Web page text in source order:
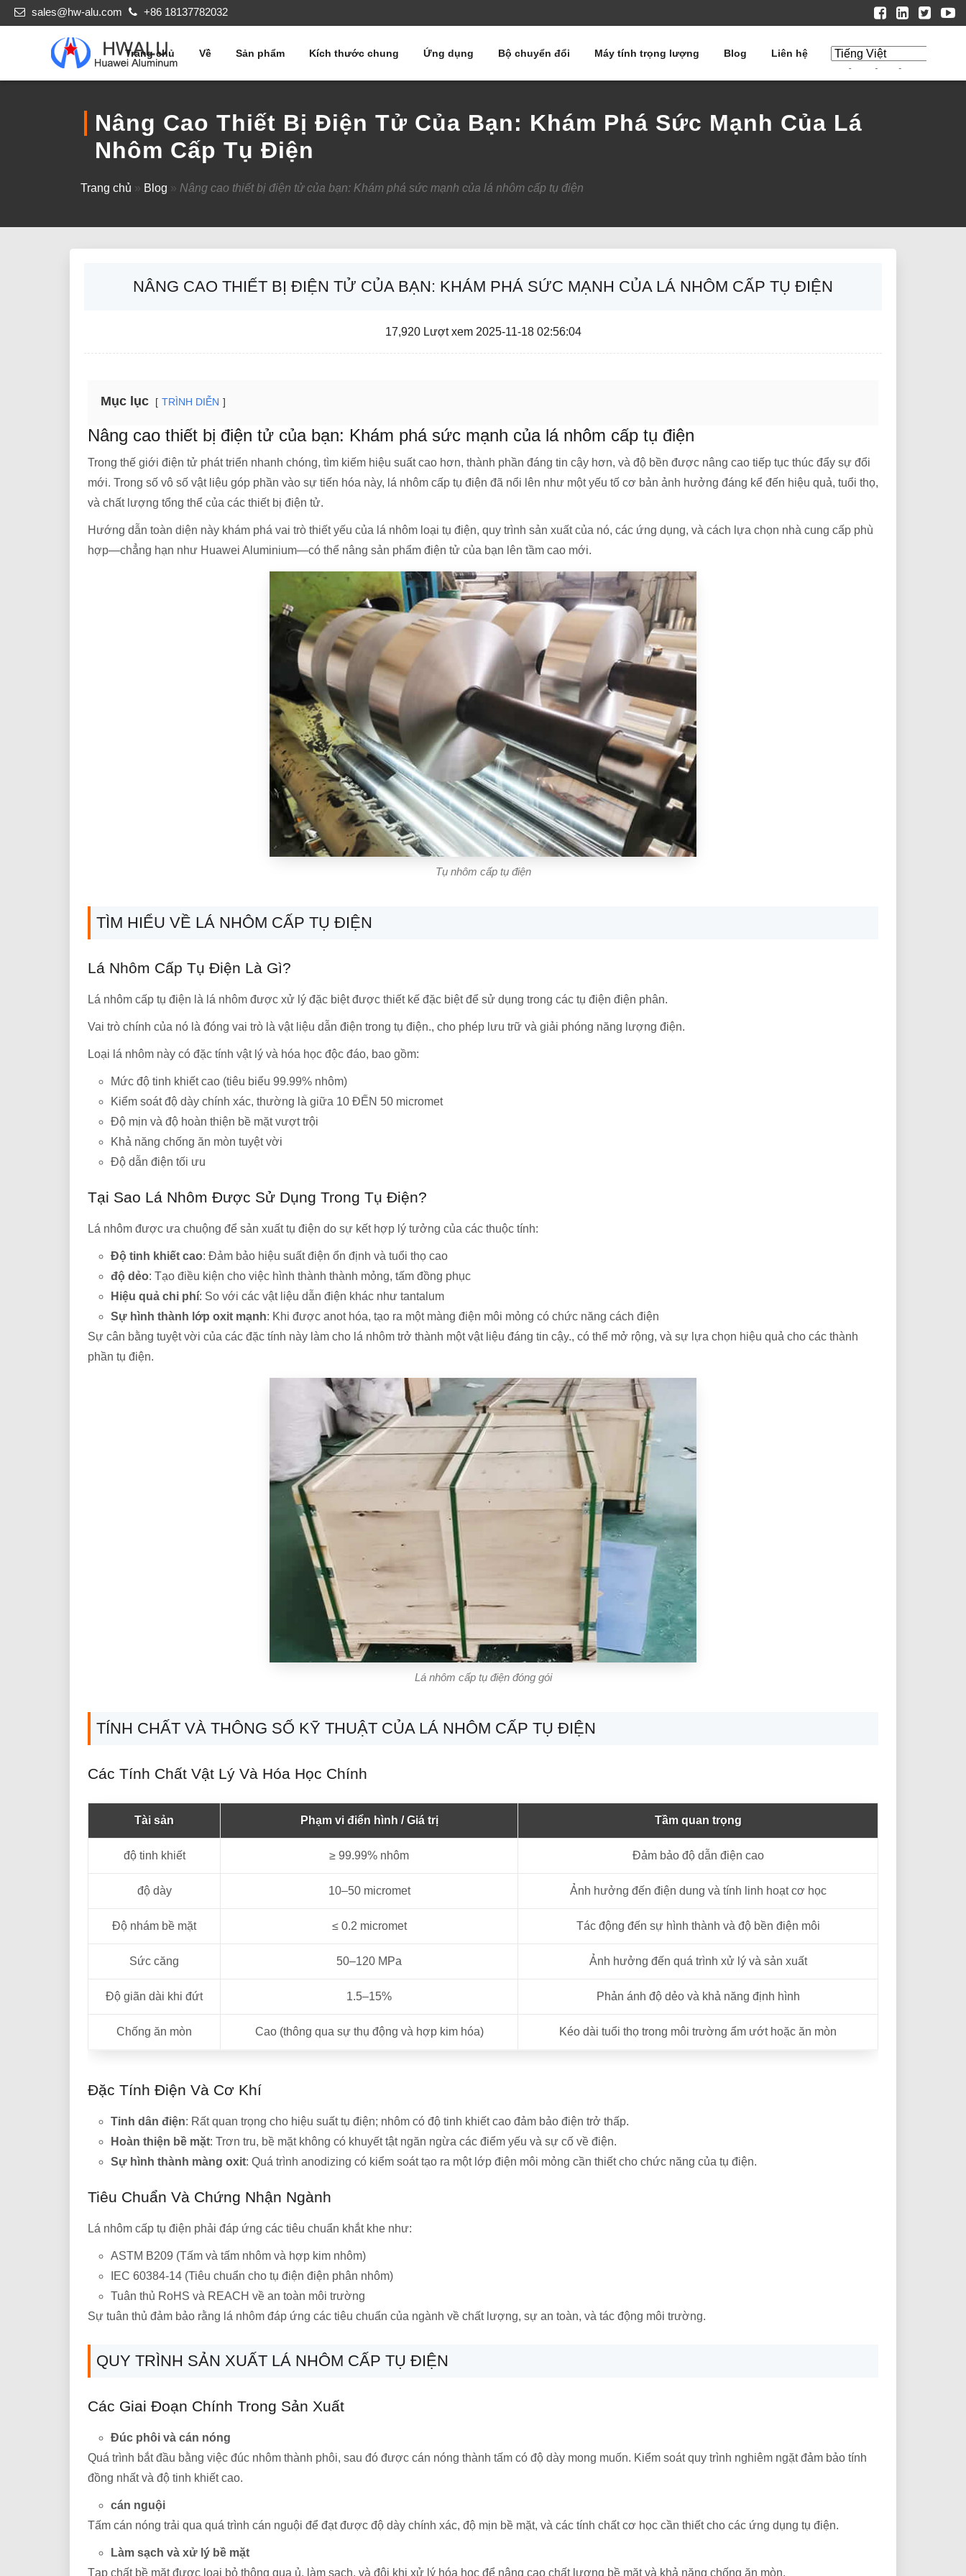
sales@hw-alu.com +86 18137782032
Trang chủ Về Sản phẩm Kích thước chung Ứng dụng Bộ chuyển đổi Máy tính trọng lượng Blog Liên hệ
Nâng Cao Thiết Bị Điện Tử Của Bạn: Khám Phá Sức Mạnh Của Lá
Nhôm Cấp Tụ Điện
Trang chủ » Blog » Nâng cao thiết bị điện tử của bạn: Khám phá sức mạnh của lá nhôm cấp tụ điện
NÂNG CAO THIẾT BỊ ĐIỆN TỬ CỦA BẠN: KHÁM PHÁ SỨC MẠNH CỦA LÁ NHÔM CẤP TỤ ĐIỆN
17,920 Lượt xem 2025-11-18 02:56:04
Mục lục TRÌNH DIỄN
Nâng cao thiết bị điện tử của bạn: Khám phá sức mạnh của lá nhôm cấp tụ điện
Trong thế giới điện tử phát triển nhanh chóng, tìm kiếm hiệu suất cao hơn, thành phần đáng tin cậy hơn, và độ bền được nâng cao tiếp tục thúc đẩy sự đổi
mới. Trong số vô số vật liệu góp phần vào sự tiến hóa này, lá nhôm cấp tụ điện đã nổi lên như một yếu tố cơ bản ảnh hưởng đáng kể đến hiệu quả, tuổi thọ,
và chất lượng tổng thể của các thiết bị điện tử.
Hướng dẫn toàn diện này khám phá vai trò thiết yếu của lá nhôm loại tụ điện, quy trình sản xuất của nó, các ứng dụng, và cách lựa chọn nhà cung cấp phù
hợp—chẳng hạn như Huawei Aluminium—có thể nâng sản phẩm điện tử của bạn lên tầm cao mới.
Tụ nhôm cấp tụ điện
TÌM HIỂU VỀ LÁ NHÔM CẤP TỤ ĐIỆN
Lá Nhôm Cấp Tụ Điện Là Gì?
Lá nhôm cấp tụ điện là lá nhôm được xử lý đặc biệt được thiết kế đặc biệt để sử dụng trong các tụ điện điện phân.
Vai trò chính của nó là đóng vai trò là vật liệu dẫn điện trong tụ điện., cho phép lưu trữ và giải phóng năng lượng điện.
Loại lá nhôm này có đặc tính vật lý và hóa học độc đáo, bao gồm:
Mức độ tinh khiết cao (tiêu biểu 99.99% nhôm)
Kiểm soát độ dày chính xác, thường là giữa 10 ĐẾN 50 micromet
Độ mịn và độ hoàn thiện bề mặt vượt trội
Khả năng chống ăn mòn tuyệt vời
Độ dẫn điện tối ưu
Tại Sao Lá Nhôm Được Sử Dụng Trong Tụ Điện?
Lá nhôm được ưa chuộng để sản xuất tụ điện do sự kết hợp lý tưởng của các thuộc tính:
Độ tinh khiết cao: Đảm bảo hiệu suất điện ổn định và tuổi thọ cao
độ dẻo: Tạo điều kiện cho việc hình thành thành mỏng, tấm đồng phục
Hiệu quả chi phí: So với các vật liệu dẫn điện khác như tantalum
Sự hình thành lớp oxit mạnh: Khi được anot hóa, tạo ra một màng điện môi mỏng có chức năng cách điện
Sự cân bằng tuyệt vời của các đặc tính này làm cho lá nhôm trở thành một vật liệu đáng tin cậy., có thể mở rộng, và sự lựa chọn hiệu quả cho các thành
phần tụ điện.
Lá nhôm cấp tụ điện đóng gói
TÍNH CHẤT VÀ THÔNG SỐ KỸ THUẬT CỦA LÁ NHÔM CẤP TỤ ĐIỆN
Các Tính Chất Vật Lý Và Hóa Học Chính
Tài sản Phạm vi điển hình / Giá trị Tầm quan trọng
độ tinh khiết ≥ 99.99% nhôm Đảm bảo độ dẫn điện cao
độ dày 10–50 micromet Ảnh hưởng đến điện dung và tính linh hoạt cơ học
Độ nhám bề mặt ≤ 0.2 micromet Tác động đến sự hình thành và độ bền điện môi
Sức căng 50–120 MPa Ảnh hưởng đến quá trình xử lý và sản xuất
Độ giãn dài khi đứt 1.5–15% Phản ánh độ dẻo và khả năng định hình
Chống ăn mòn Cao (thông qua sự thụ động và hợp kim hóa) Kéo dài tuổi thọ trong môi trường ẩm ướt hoặc ăn mòn
Đặc Tính Điện Và Cơ Khí
Tinh dân điện: Rất quan trọng cho hiệu suất tụ điện; nhôm có độ tinh khiết cao đảm bảo điện trở thấp.
Hoàn thiện bề mặt: Trơn tru, bề mặt không có khuyết tật ngăn ngừa các điểm yếu và sự cố về điện.
Sự hình thành màng oxit: Quá trình anodizing có kiểm soát tạo ra một lớp điện môi mỏng cần thiết cho chức năng của tụ điện.
Tiêu Chuẩn Và Chứng Nhận Ngành
Lá nhôm cấp tụ điện phải đáp ứng các tiêu chuẩn khắt khe như:
ASTM B209 (Tấm và tấm nhôm và hợp kim nhôm)
IEC 60384-14 (Tiêu chuẩn cho tụ điện điện phân nhôm)
Tuân thủ RoHS và REACH về an toàn môi trường
Sự tuân thủ đảm bảo rằng lá nhôm đáp ứng các tiêu chuẩn của ngành về chất lượng, sự an toàn, và tác động môi trường.
QUY TRÌNH SẢN XUẤT LÁ NHÔM CẤP TỤ ĐIỆN
Các Giai Đoạn Chính Trong Sản Xuất
Đúc phôi và cán nóng
Quá trình bắt đầu bằng việc đúc nhôm thành phôi, sau đó được cán nóng thành tấm có độ dày mong muốn. Kiểm soát quy trình nghiêm ngặt đảm bảo tính
đồng nhất và độ tinh khiết cao.
cán nguội
Tấm cán nóng trải qua quá trình cán nguội để đạt được độ dày chính xác, độ mịn bề mặt, và các tính chất cơ học cần thiết cho các ứng dụng tụ điện.
Làm sạch và xử lý bề mặt
Tạp chất bề mặt được loại bỏ thông qua ủ, làm sạch, và đôi khi xử lý hóa học để nâng cao chất lượng bề mặt và khả năng chống ăn mòn.